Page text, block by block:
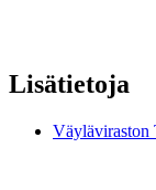
Lisätietoja
Väyläviraston